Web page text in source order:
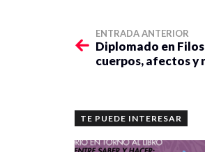
ENTRADA ANTERIOR
Diplomado en
cuerpos, afectos y
TE PUEDE INTERESAR